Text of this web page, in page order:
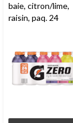
baie, citron/lime,
raisin, paq. 24